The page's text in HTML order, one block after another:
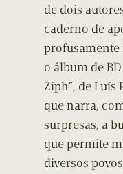
de dois
caderno de
profusamente
o álbum de
Ziph”, de Luís
que narra,
surpresas, a
que permite
diversos